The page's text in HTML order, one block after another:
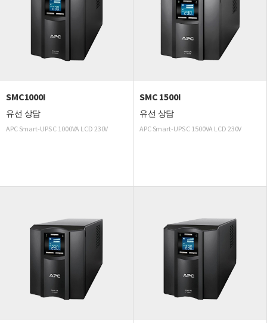
SMC1000I
유선 상담
APC Smart-UPS C 1000VA LCD 230V
SMC 1500I
유선 상담
APC Smart-UPS C 1500VA LCD 230V